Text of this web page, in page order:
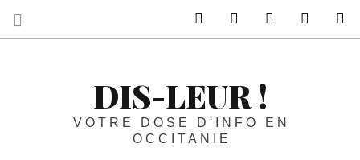
DIS-LEUR !
VOTRE DOSE D'INFO EN
OCCITANIE